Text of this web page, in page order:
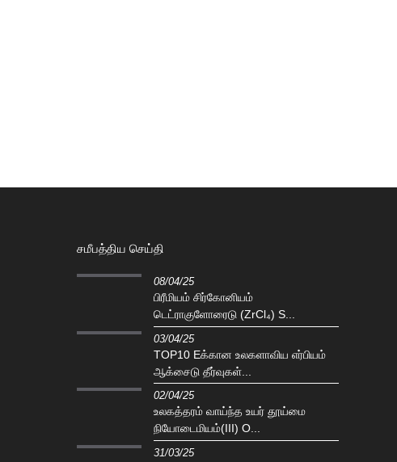
சமீபத்திய செய்தி
08/04/25
பிரீமியம் சிர்கோனியம்
டெட்ராகுளோரைடு (ZrCl₄) S...
03/04/25
TOP10 Eக்கான உலகளாவிய எர்பியம்
ஆக்சைடு தீர்வுகள்...
02/04/25
உலகத்தரம் வாய்ந்த உயர் தூய்மை
நியோடைமியம்(III) O...
31/03/25